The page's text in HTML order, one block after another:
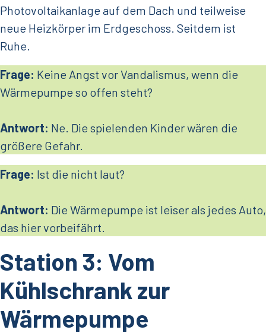
Photovoltaikanlage auf dem Dach und teilweise
neue Heizkörper im Erdgeschoss. Seitdem ist
Ruhe.
Frage: Keine Angst vor Vandalismus, wenn die
Wärmepumpe so offen steht?
Antwort: Ne. Die spielenden Kinder wären die
größere Gefahr.
Frage: Ist die nicht laut?
Antwort: Die Wärmepumpe ist leiser als jedes Auto,
das hier vorbeifährt.
Station 3: Vom
Kühlschrank zur
Wärmepumpe